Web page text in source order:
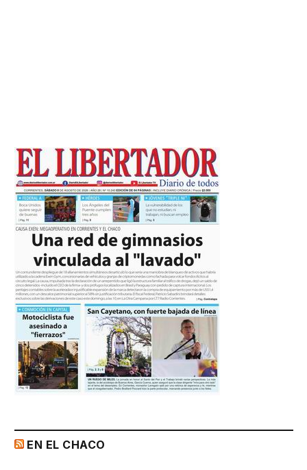
EN EL CHACO